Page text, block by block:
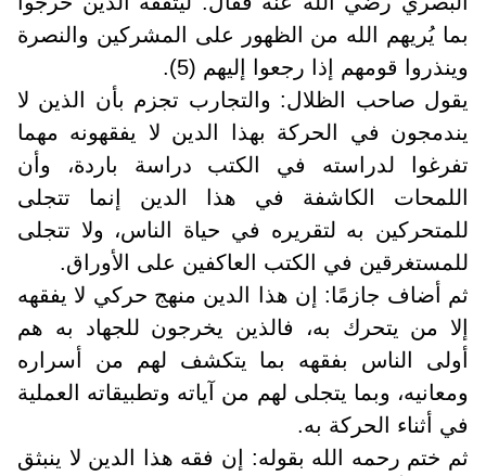
بما يُريهم الله من الظهور على المشركين والنصرة
وينذروا قومهم إذا رجعوا إليهم (5)
.
يقول صاحب الظلال: والتجارب تجزم بأن الذين لا
يندمجون في الحركة بهذا الدين لا يفقهونه مهما
تفرغوا لدراسته في الكتب دراسة باردة، وأن
اللمحات الكاشفة في هذا الدين إنما تتجلى
للمتحركين به لتقريره في حياة الناس، ولا تتجلى
للمستغرقين في الكتب العاكفين على الأوراق.
ثم أضاف جازمًا: إن هذا الدين منهج حركي لا يفقهه
إلا من يتحرك به، فالذين يخرجون للجهاد به هم
أولى الناس بفقهه بما يتكشف لهم من أسراره
ومعانيه، وبما يتجلى لهم من آياته وتطبيقاته العملية
في أثناء الحركة به.
ثم ختم رحمه الله بقوله: إن فقه هذا الدين لا ينبثق